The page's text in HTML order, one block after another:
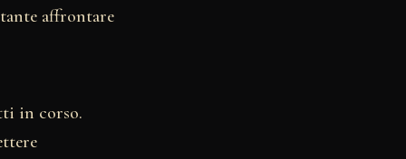
affrontare
in corso.